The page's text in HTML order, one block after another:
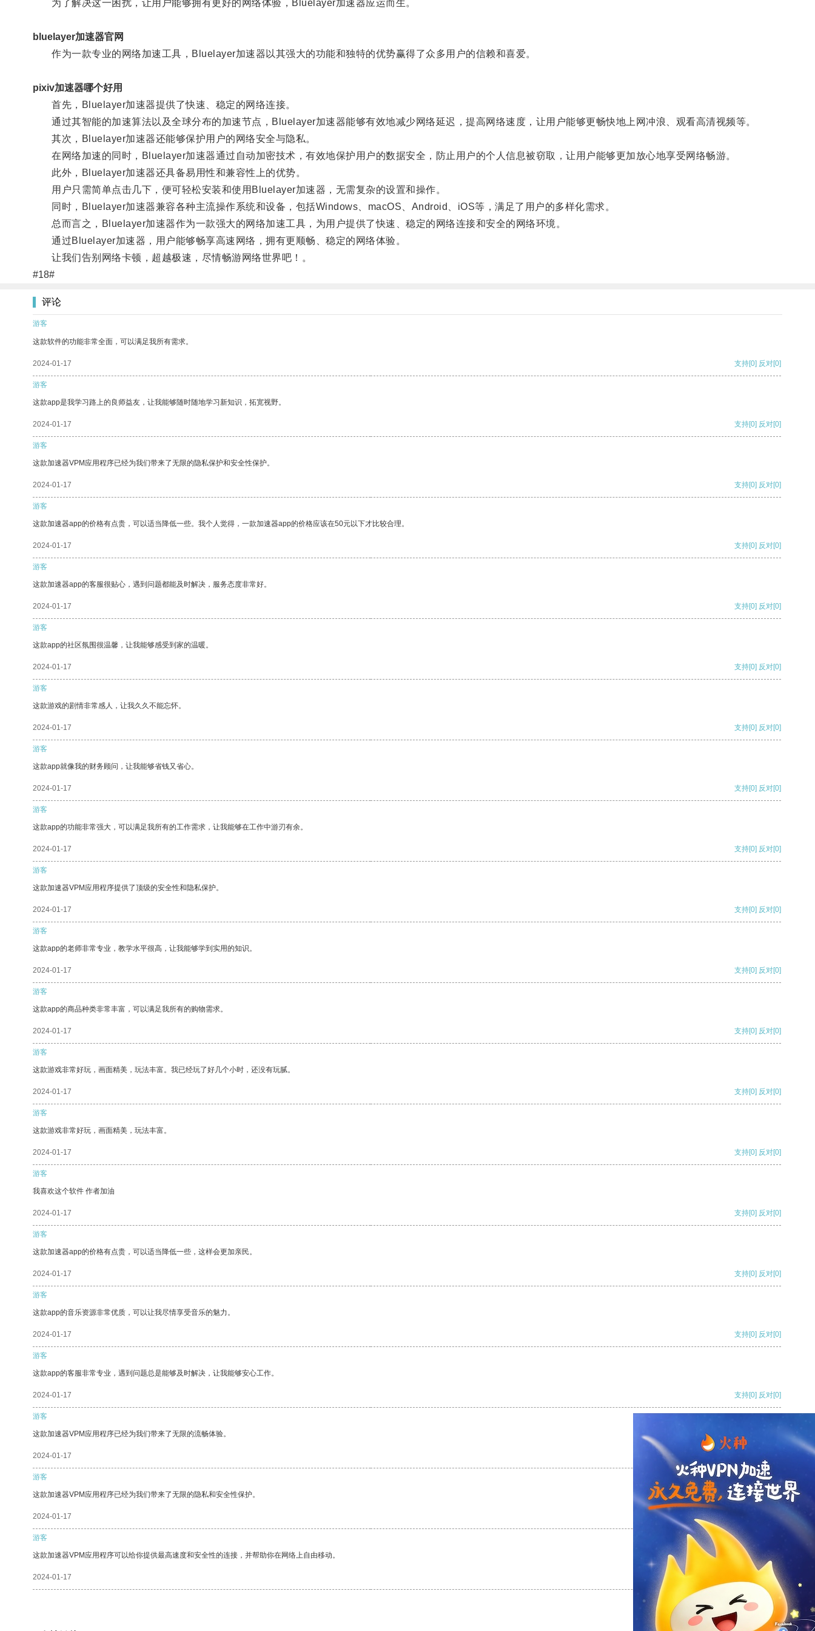
为了解决这一困扰，让用户能够拥有更好的网络体验，Bluelayer加速器应运而生。
bluelayer加速器官网
作为一款专业的网络加速工具，Bluelayer加速器以其强大的功能和独特的优势赢得了众多用户的信赖和喜爱。
pixiv加速器哪个好用
首先，Bluelayer加速器提供了快速、稳定的网络连接。
通过其智能的加速算法以及全球分布的加速节点，Bluelayer加速器能够有效地减少网络延迟，提高网络速度，让用户能够更畅快地上网冲浪、观看高清视频等。
其次，Bluelayer加速器还能够保护用户的网络安全与隐私。
在网络加速的同时，Bluelayer加速器通过自动加密技术，有效地保护用户的数据安全，防止用户的个人信息被窃取，让用户能够更加放心地享受网络畅游。
此外，Bluelayer加速器还具备易用性和兼容性上的优势。
用户只需简单点击几下，便可轻松安装和使用Bluelayer加速器，无需复杂的设置和操作。
同时，Bluelayer加速器兼容各种主流操作系统和设备，包括Windows、macOS、Android、iOS等，满足了用户的多样化需求。
总而言之，Bluelayer加速器作为一款强大的网络加速工具，为用户提供了快速、稳定的网络连接和安全的网络环境。
通过Bluelayer加速器，用户能够畅享高速网络，拥有更顺畅、稳定的网络体验。
让我们告别网络卡顿，超越极速，尽情畅游网络世界吧！。
#18#
评论
游客
这款软件的功能非常全面，可以满足我所有需求。
2024-01-17 支持[0] 反对[0]
游客
这款app是我学习路上的良师益友，让我能够随时随地学习新知识，拓宽视野。
2024-01-17 支持[0] 反对[0]
游客
这款加速器VPM应用程序已经为我们带来了无限的隐私保护和安全性保护。
2024-01-17 支持[0] 反对[0]
游客
这款加速器app的价格有点贵，可以适当降低一些。我个人觉得，一款加速器app的价格应该在50元以下才比较合理。
2024-01-17 支持[0] 反对[0]
游客
这款加速器app的客服很贴心，遇到问题都能及时解决，服务态度非常好。
2024-01-17 支持[0] 反对[0]
游客
这款app的社区氛围很温馨，让我能够感受到家的温暖。
2024-01-17 支持[0] 反对[0]
游客
这款游戏的剧情非常感人，让我久久不能忘怀。
2024-01-17 支持[0] 反对[0]
游客
这款app就像我的财务顾问，让我能够省钱又省心。
2024-01-17 支持[0] 反对[0]
游客
这款app的功能非常强大，可以满足我所有的工作需求，让我能够在工作中游刃有余。
2024-01-17 支持[0] 反对[0]
游客
这款加速器VPM应用程序提供了顶级的安全性和隐私保护。
2024-01-17 支持[0] 反对[0]
游客
这款app的老师非常专业，教学水平很高，让我能够学到实用的知识。
2024-01-17 支持[0] 反对[0]
游客
这款app的商品种类非常丰富，可以满足我所有的购物需求。
2024-01-17 支持[0] 反对[0]
游客
这款游戏非常好玩，画面精美，玩法丰富。我已经玩了好几个小时，还没有玩腻。
2024-01-17 支持[0] 反对[0]
游客
这款游戏非常好玩，画面精美，玩法丰富。
2024-01-17 支持[0] 反对[0]
游客
我喜欢这个软件 作者加油
2024-01-17 支持[0] 反对[0]
游客
这款加速器app的价格有点贵，可以适当降低一些，这样会更加亲民。
2024-01-17 支持[0] 反对[0]
游客
这款app的音乐资源非常优质，可以让我尽情享受音乐的魅力。
2024-01-17 支持[0] 反对[0]
游客
这款app的客服非常专业，遇到问题总是能够及时解决，让我能够安心工作。
2024-01-17 支持[0] 反对[0]
游客
这款加速器VPM应用程序已经为我们带来了无限的流畅体验。
2024-01-17
游客
这款加速器VPM应用程序已经为我们带来了无限的隐私和安全性保护。
2024-01-17 反对
游客
这款加速器VPM应用程序可以给你提供最高速度和安全性的连接，并帮助你在网络上自由移动。
2024-01-17 反对[0]